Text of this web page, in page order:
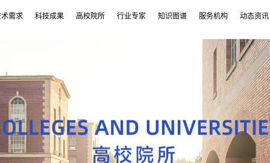
术需求 科技成果 高校院所 行业专家 知识图谱 服务机构 动态资讯